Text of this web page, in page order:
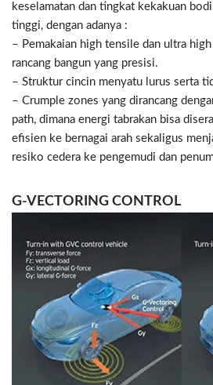
keselamatan dan tingkat kekakuan
tinggi, dengan adanya :
– Pemakaian high tensile dan ultra
rancang bangun yang presisi.
– Struktur cincin menyatu lurus serta
– Crumple zones yang dirancang
path, dimana energi tabrakan bisa
efisien ke bernagai arah sekaligus
resiko cedera ke pengemudi dan
G-VECTORING CONTROL